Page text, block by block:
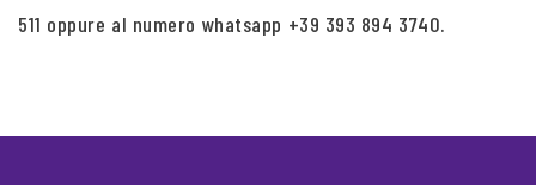
511 oppure al numero whatsapp +39 393 894 3740.